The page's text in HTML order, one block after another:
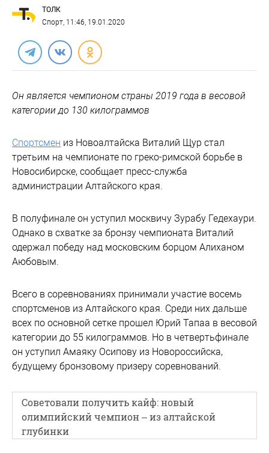
ТОЛК
Спорт, 11:46, 19.01.2020
Он является чемпионом страны 2019 года в весовой
категории до 130 килограммов
Спортсмен из Новоалтайска Виталий Щур стал
третьим на чемпионате по греко-римской борьбе в
Новосибирске, сообщает пресс-служба
администрации Алтайского края.
В полуфинале он уступил москвичу Зурабу Гедехаури.
Однако в схватке за бронзу чемпионата Виталий
одержал победу над московским борцом Алиханом
Аюбовым.
Всего в соревнованиях принимали участие восемь
спортсменов из Алтайского края. Среди них дальше
всех по основной сетке прошел Юрий Тапаа в весовой
категории до 55 килограммов. Но в четвертьфинале
он уступил Амаяку Осипову из Новороссийска,
будущему бронзовому призеру соревнований.
Советовали получить кайф: новый
олимпийский чемпион – из алтайской
глубинки